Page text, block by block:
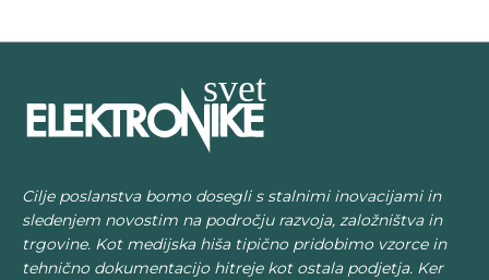
Cilje poslanstva bomo dosegli s stalnimi inovacijami in
sledenjem novostim na področju razvoja, založništva in
trgovine. Kot medijska hiša tipično pridobimo vzorce in
tehnično dokumentacijo hitreje kot ostala podjetja. Ker